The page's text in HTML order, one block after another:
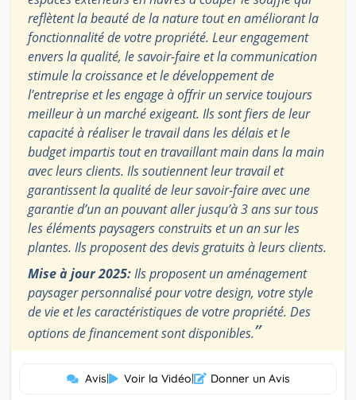
reflètent la beauté de la nature tout en améliorant la
fonctionnalité de votre propriété. Leur engagement
envers la qualité, le savoir-faire et la communication
stimule la croissance et le développement de
l’entreprise et les engage à offrir un service toujours
meilleur à un marché exigeant. Ils sont fiers de leur
capacité à réaliser le travail dans les délais et le
budget impartis tout en travaillant main dans la main
avec leurs clients. Ils soutiennent leur travail et
garantissent la qualité de leur savoir-faire avec une
garantie d’un an pouvant aller jusqu’à 3 ans sur tous
les éléments paysagers construits et un an sur les
plantes. Ils proposent des devis gratuits à leurs clients.
Mise à jour 2025:Ils proposent un aménagement
paysager personnalisé pour votre design, votre style
de vie et les caractéristiques de votre propriété. Des
options de financement sont disponibles.”
Avis| Voir la Vidéo| Donner un Avis